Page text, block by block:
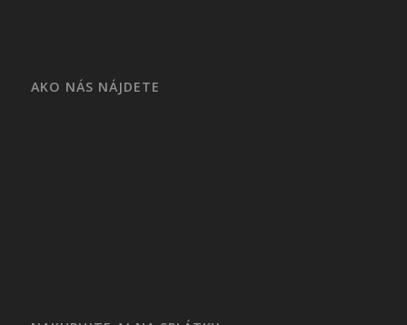
AKO NÁS NÁJDETE